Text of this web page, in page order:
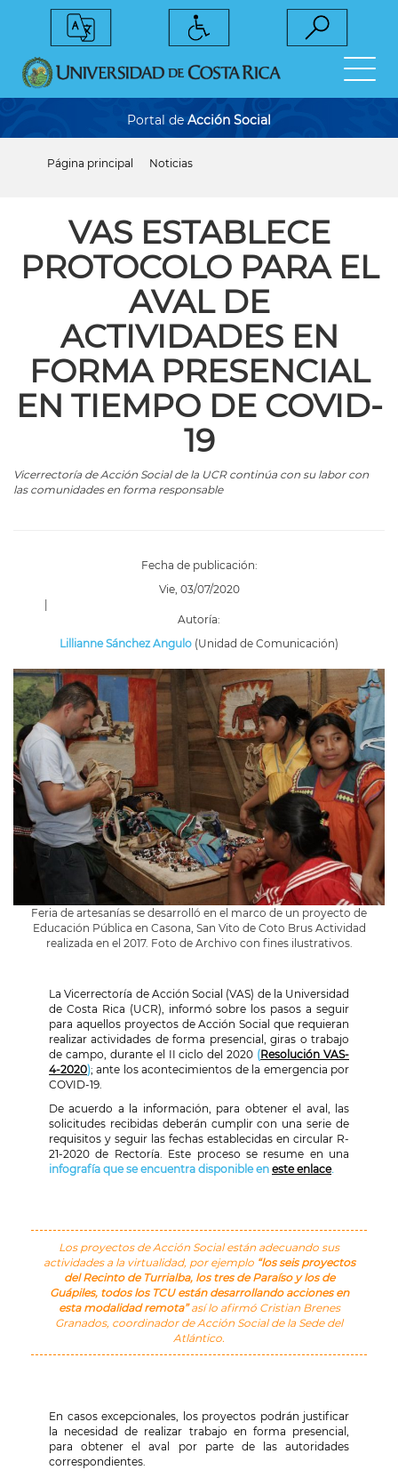
Portal de Acción Social
navegación
Página principal Noticias
VAS ESTABLECE
PROTOCOLO PARA EL
AVAL DE
ACTIVIDADES EN
FORMA PRESENCIAL
EN TIEMPO DE COVID-
19
Vicerrectoría de Acción Social de la UCR continúa con su labor con
las comunidades en forma responsable
Fecha de publicación:
Vie, 03/07/2020
|
Autoría:
Lillianne Sánchez Angulo (Unidad de Comunicación)
Feria de artesanías se desarrolló en el marco de un proyecto de
Educación Pública en Casona, San Vito de Coto Brus Actividad
realizada en el 2017. Foto de Archivo con fines ilustrativos.
La Vicerrectoría de Acción Social (VAS) de la Universidad
de Costa Rica (UCR), informó sobre los pasos a seguir
para aquellos proyectos de Acción Social que requieran
realizar actividades de forma presencial, giras o trabajo
de campo, durante el II ciclo del 2020 (Resolución VAS-
4-2020); ante los acontecimientos de la emergencia por
COVID-19.
De acuerdo a la información, para obtener el aval, las
solicitudes recibidas deberán cumplir con una serie de
requisitos y seguir las fechas establecidas en circular R-
21-2020 de Rectoría. Este proceso se resume en una
infografía que se encuentra disponible en este enlace.
Los proyectos de Acción Social están adecuando sus
actividades a la virtualidad, por ejemplo “los seis proyectos
del Recinto de Turrialba, los tres de Paraíso y los de
Guápiles, todos los TCU están desarrollando acciones en
esta modalidad remota”así lo afirmó Cristian Brenes
Granados, coordinador de Acción Social de la Sede del
Atlántico.
En casos excepcionales, los proyectos podrán justificar
la necesidad de realizar trabajo en forma presencial,
para obtener el aval por parte de las autoridades
correspondientes.